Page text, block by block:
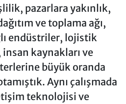
pazarlara yakınlık,
ve toplama ağı,
endüstriler, lojistik
kaynakları ve
büyük oranda
Aynı çalışmada
teknolojisi ve